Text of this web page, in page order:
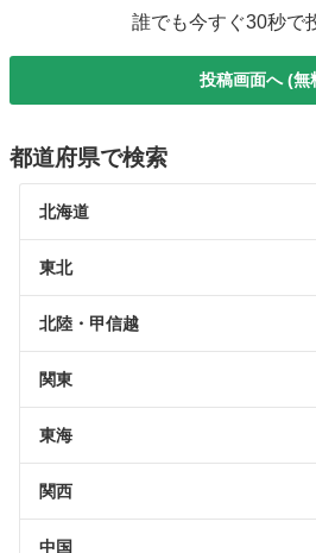
誰でも今すぐ30秒で
投稿画面へ (無
都道府県で検索
北海道
東北
北陸・甲信越
関東
東海
関西
中国